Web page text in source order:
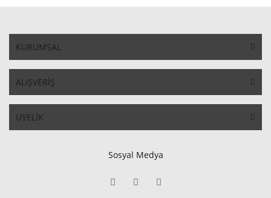
KURUMSAL
ALIŞVERİŞ
ÜYELİK
Sosyal Medya